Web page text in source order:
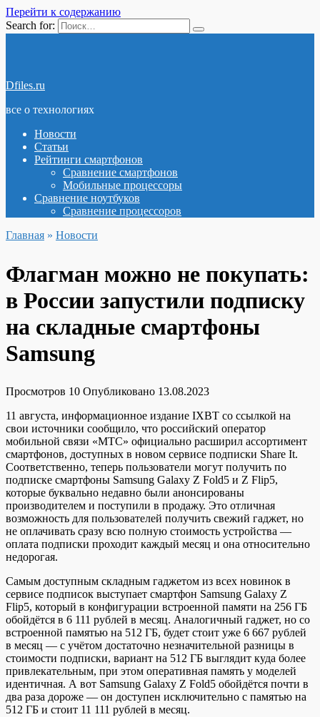
Перейти к содержанию
Search for:
Dfiles.ru
все о технологиях
Новости
Статьи
Рейтинги смартфонов
Сравнение смартфонов
Мобильные процессоры
Сравнение ноутбуков
Сравнение процессоров
Главная » Новости
Флагман можно не покупать:
в России запустили подписку
на складные смартфоны
Samsung
Просмотров 10 Опубликовано 13.08.2023
11 августа, информационное издание IXBT со ссылкой на
свои источники сообщило, что российский оператор
мобильной связи «МТС» официально расширил ассортимент
смартфонов, доступных в новом сервисе подписки Share It.
Соответственно, теперь пользователи могут получить по
подписке смартфоны Samsung Galaxy Z Fold5 и Z Flip5,
которые буквально недавно были анонсированы
производителем и поступили в продажу. Это отличная
возможность для пользователей получить свежий гаджет, но
не оплачивать сразу всю полную стоимость устройства —
оплата подписки проходит каждый месяц и она относительно
недорогая.
Самым доступным складным гаджетом из всех новинок в
сервисе подписок выступает смартфон Samsung Galaxy Z
Flip5, который в конфигурации встроенной памяти на 256 ГБ
обойдётся в 6 111 рублей в месяц. Аналогичный гаджет, но со
встроенной памятью на 512 ГБ, будет стоит уже 6 667 рублей
в месяц — с учётом достаточно незначительной разницы в
стоимости подписки, вариант на 512 ГБ выглядит куда более
привлекательным, при этом оперативная память у моделей
идентичная. А вот Samsung Galaxy Z Fold5 обойдётся почти в
два раза дороже — он доступен исключительно с памятью на
512 ГБ и стоит 11 111 рублей в месяц.